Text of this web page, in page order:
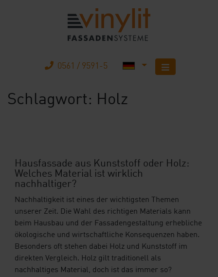
0561 / 9591-5
Startseite
Karriere
Mobilheimbau
Ihre Vorteile
Downloads
Blog
Schlagwort: Holz
Hausfassade aus Kunststoff oder Holz:
Welches Material ist wirklich
nachhaltiger?
Nachhaltigkeit ist eines der wichtigsten Themen
unserer Zeit. Die Wahl des richtigen Materials kann
beim Hausbau und der Fassadengestaltung erhebliche
ökologische und wirtschaftliche Konsequenzen haben.
Besonders oft stehen dabei Holz und Kunststoff im
direkten Vergleich. Holz gilt traditionell als
nachhaltiges Material, doch ist das immer so?